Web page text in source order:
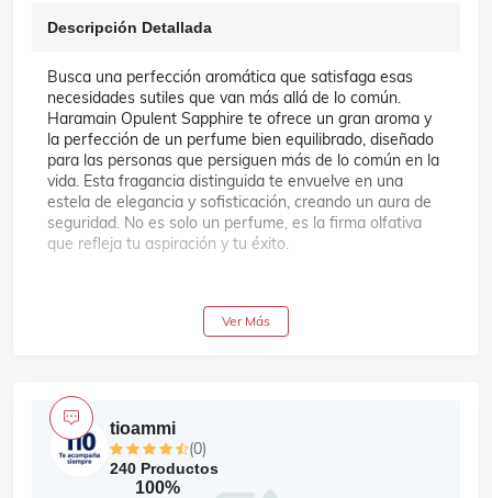
Descripción Detallada
Busca una perfección aromática que satisfaga esas
necesidades sutiles que van más allá de lo común.
Haramain Opulent Sapphire te ofrece un gran aroma y
la perfección de un perfume bien equilibrado, diseñado
para las personas que persiguen más de lo común en la
vida. Esta fragancia distinguida te envuelve en una
estela de elegancia y sofisticación, creando un aura de
seguridad. No es solo un perfume, es la firma olfativa
que refleja tu aspiración y tu éxito.
Bergamota
Albahaca
Marinas
Ver Más
tioammi
(0)
240 Productos
100%